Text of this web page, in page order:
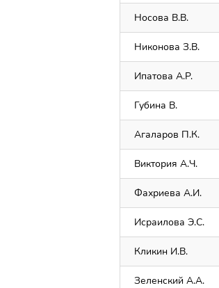
Носова В.В.
Никонова З.В.
Ипатова А.Р.
Губина В.
Агаларов П.К.
Виктория А.Ч.
Фахриева А.И.
Исраилова Э.С.
Кликин И.В.
Зеленский А.А.